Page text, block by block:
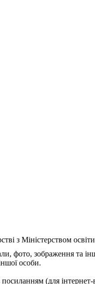
з Міністерством
фото, зображення та
особи.
(для